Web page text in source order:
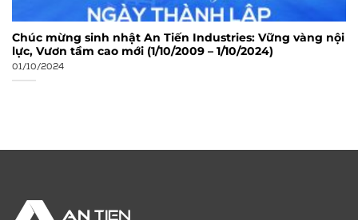
Chúc mừng sinh nhật An Tiến Industries: Vững vàng nội
lực, Vươn tầm cao mới (1/10/2009 – 1/10/2024)
01/10/2024